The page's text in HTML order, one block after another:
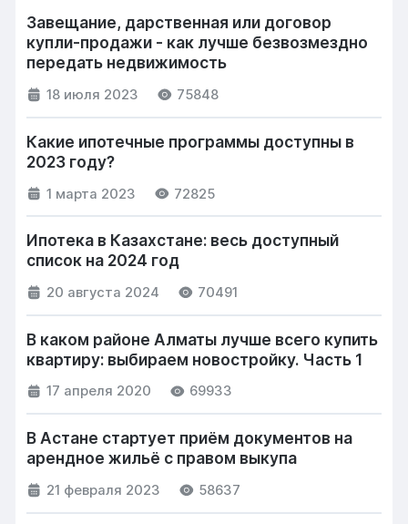
Завещание, дарственная или договор
купли-продажи - как лучше безвозмездно
передать недвижимость
18 июля 2023 75848
Какие ипотечные программы доступны в
2023 году?
1 марта 2023 72825
Ипотека в Казахстане: весь доступный
список на 2024 год
20 августа 2024 70491
В каком районе Алматы лучше всего купить
квартиру: выбираем новостройку. Часть 1
17 апреля 2020 69933
В Астане стартует приём документов на
арендное жильё с правом выкупа
21 февраля 2023 58637